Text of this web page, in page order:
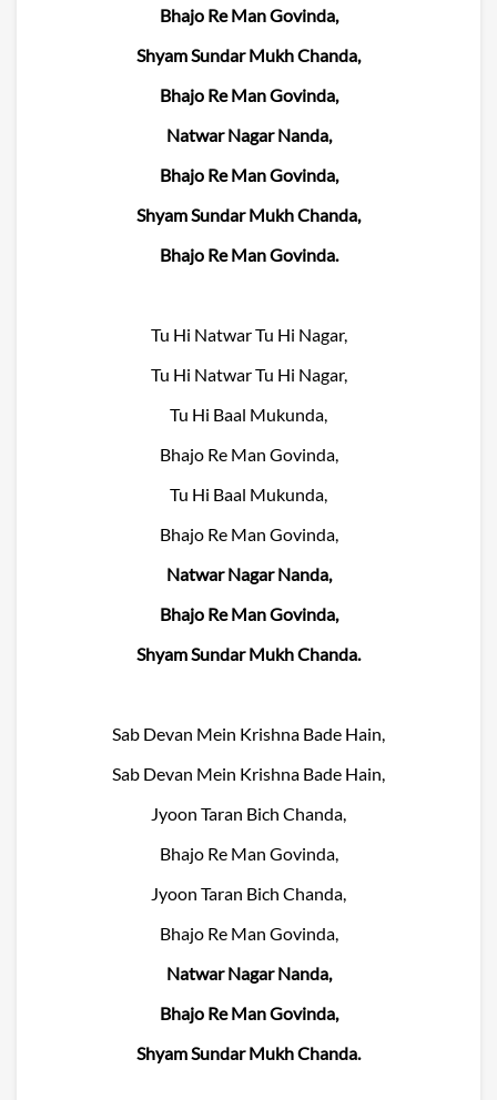
Bhajo Re Man Govinda,
Shyam Sundar Mukh Chanda,
Bhajo Re Man Govinda,
Natwar Nagar Nanda,
Bhajo Re Man Govinda,
Shyam Sundar Mukh Chanda,
Bhajo Re Man Govinda.
Tu Hi Natwar Tu Hi Nagar,
Tu Hi Natwar Tu Hi Nagar,
Tu Hi Baal Mukunda,
Bhajo Re Man Govinda,
Tu Hi Baal Mukunda,
Bhajo Re Man Govinda,
Natwar Nagar Nanda,
Bhajo Re Man Govinda,
Shyam Sundar Mukh Chanda.
Sab Devan Mein Krishna Bade Hain,
Sab Devan Mein Krishna Bade Hain,
Jyoon Taran Bich Chanda,
Bhajo Re Man Govinda,
Jyoon Taran Bich Chanda,
Bhajo Re Man Govinda,
Natwar Nagar Nanda,
Bhajo Re Man Govinda,
Shyam Sundar Mukh Chanda.